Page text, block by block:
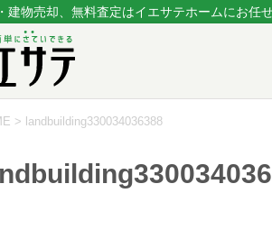
建物売却、無料査定はイエサテホームにお任せ
> landbuilding330034036388